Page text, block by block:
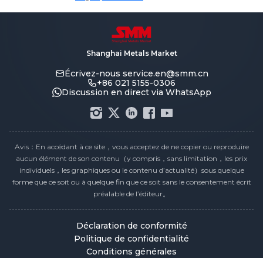
Shanghai Metals Market
Écrivez-nous service.en@smm.cn
+86 021 5155-0306
Discussion en direct via WhatsApp
Avis：En accédant à ce site，vous acceptez de ne copier ou reproduire
aucun élément de son contenu（y compris，sans limitation，les prix
individuels，les graphiques ou le contenu d’actualité）sous quelque
forme que ce soit ou à quelque fin que ce soit sans le consentement écrit
préalable de l’éditeur。
Déclaration de conformité
Politique de confidentialité
Conditions générales